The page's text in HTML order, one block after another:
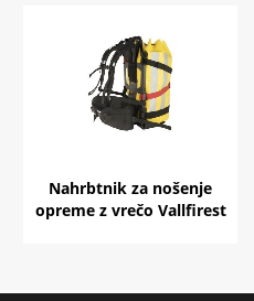
Nahrbtnik za nošenje
opreme z vrečo Vallfirest